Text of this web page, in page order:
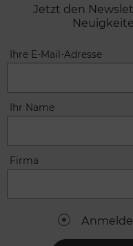
Jetzt den
Ihre E-Mail-Adresse
Ihr Name
Firma